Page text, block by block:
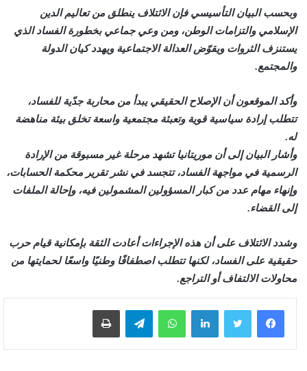
وبحسب البيان التأسيسي فإن الائتلاف ينطلق من تعاليم الدين
الإسلامي والتزامات الوطن، ومن وعي جماعي بخطورة الفساد الذي
يستنزف الثروات ويقوّض العدالة الاجتماعية ويهدد كيان الدولة
والمجتمع.
وأكد الموقعون أن الإصلاح الحقيقي يبدأ من محاربة جدّية للفساد،
تتطلب إرادة سياسية قوية وتعبئة مجتمعية واسعة تخلق بيئة مناهضة
له.
وأشار البيان إلى أن موريتانيا تشهد مرحلة غير مسبوقة من الإرادة
الرسمية في مواجهة الفساد، تتجسد في نشر تقرير محكمة الحسابات،
وإنهاء مهام عدد من كبار المسؤولين المشمولين فيه، وإحالة الملفات
إلى القضاء.
وشدد الائتلاف على أن هذه الإجراءات أعادت الثقة بإمكانية قيام حرب
حقيقية على الفساد، لكنها تتطلب اصطفافًا وطنيًا واسعًا لحمايتها من
محاولات الالتفاف أو التراجع.
لينكدإن واتساب